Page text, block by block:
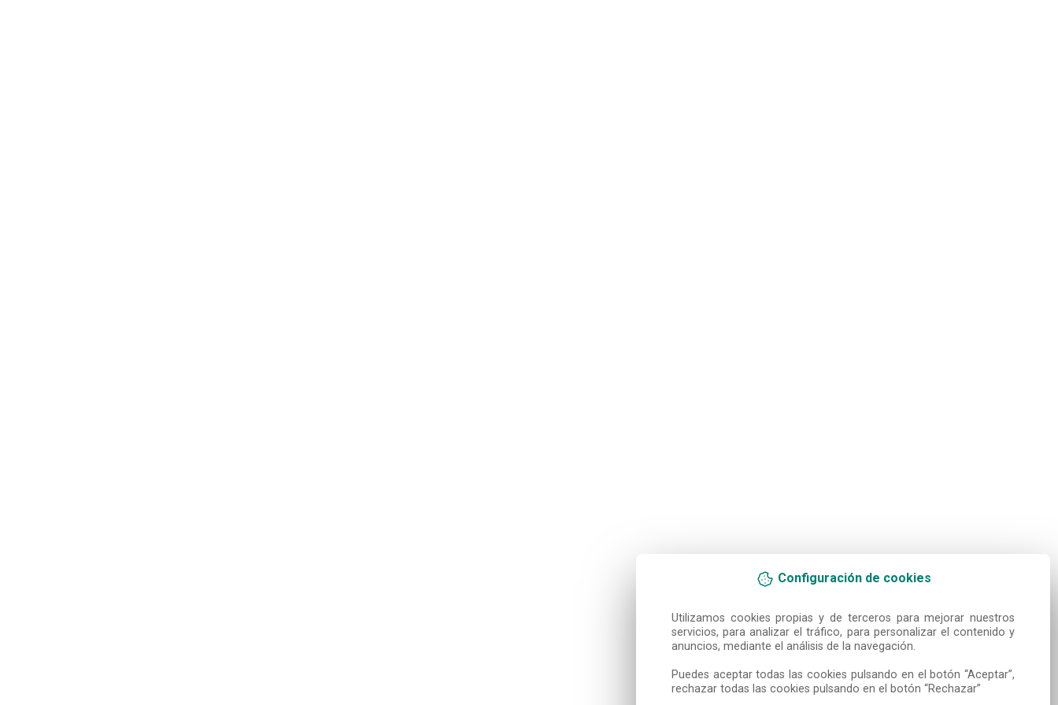
Configuración de cookies
Utilizamos cookies propias y de terceros para mejorar nuestros
servicios, para analizar el tráfico, para personalizar el contenido y
anuncios, mediante el análisis de la navegación.
Puedes aceptar todas las cookies pulsando en el botón “Aceptar”,
rechazar todas las cookies pulsando en el botón “Rechazar”